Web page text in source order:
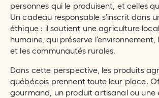
personnes qui le produisent, et celles
Un cadeau responsable s’inscrit dans
éthique : il soutient une agriculture
humaine, qui préserve
et les communautés rurales.
Dans cette perspective, les produits
québécois prennent toute leur place.
gourmand, un produit artisanal ou une